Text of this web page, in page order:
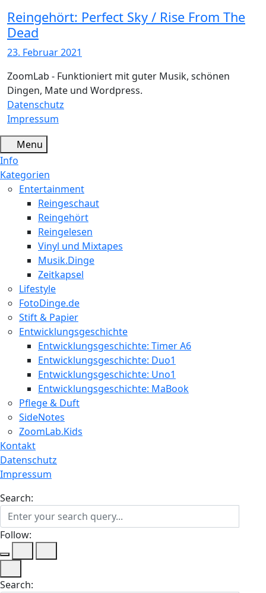
Reingehört: Perfect Sky / Rise From The
Dead
23. Februar 2021
ZoomLab - Funktioniert mit guter Musik, schönen
Dingen, Mate und Wordpress.
Datenschutz
Impressum
Menu
Info
Kategorien
Entertainment
Reingeschaut
Reingehört
Reingelesen
Vinyl und Mixtapes
Musik.Dinge
Zeitkapsel
Lifestyle
FotoDinge.de
Stift & Papier
Entwicklungsgeschichte
Entwicklungsgeschichte: Timer A6
Entwicklungsgeschichte: Duo1
Entwicklungsgeschichte: Uno1
Entwicklungsgeschichte: MaBook
Pflege & Duft
SideNotes
ZoomLab.Kids
Kontakt
Datenschutz
Impressum
Search:
Follow:
Search: